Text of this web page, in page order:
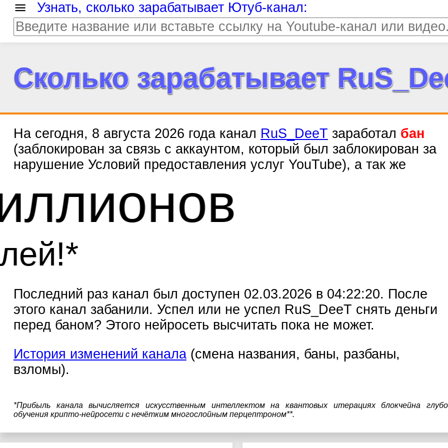
Узнать, сколько зарабатывает Ютуб-канал:
Сколько зарабатывает
На сегодня, 8 августа 2026 года канал RuS_DeeT заработал бан
(заблокирован за связь с аккаунтом, который был заблокирован за
нарушение Условий предоставления услуг YouTube), а так же
0 миллионов
9 тысяч 320 рублей!*
Последний раз канал был доступен 02.03.2026 в 04:22:20. После
этого канал забанили. Успел или не успел RuS_DeeT снять деньги
перед баном? Этого нейросеть высчитать пока не может.
История изменений канала(смена названия, баны, разбаны,
взломы).
*Прибыль канала вычисляется искусственным интеллектом на квантовых итерациях блокчейна
обучения крипто-нейросети с нечётким многослойным перцептроном**.